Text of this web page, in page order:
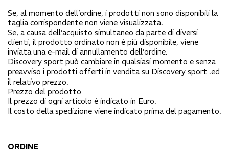
Se, al momento dell’ordine, i prodotti non sono disponibili la
taglia corrispondente non viene visualizzata.
Se, a causa dell’acquisto simultaneo da parte di diversi
clienti, il prodotto ordinato non è più disponibile, viene
inviata una e-mail di annullamento dell’ordine.
Discovery sport può cambiare in qualsiasi momento e senza
preavviso i prodotti offerti in vendita su Discovery sport .ed
il relativo prezzo.
Prezzo del prodotto
Il prezzo di ogni articolo è indicato in Euro.
Il costo della spedizione viene indicato prima del pagamento.
ORDINE